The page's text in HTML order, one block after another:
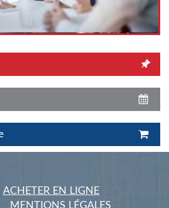
ACHETER EN LIGNE
MENTIONS LÉGALES